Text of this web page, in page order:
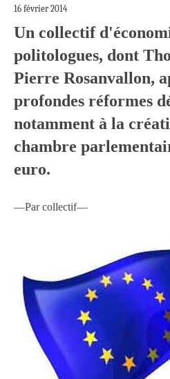
16 février 2014
Un collectif
politologues, dont
Pierre Rosanvallon,
profondes réformes
notamment à la
chambre
euro.
—Par collectif—